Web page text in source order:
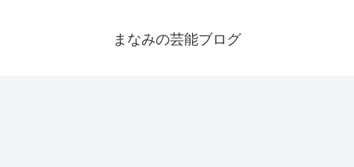
まなみの芸能ブログ